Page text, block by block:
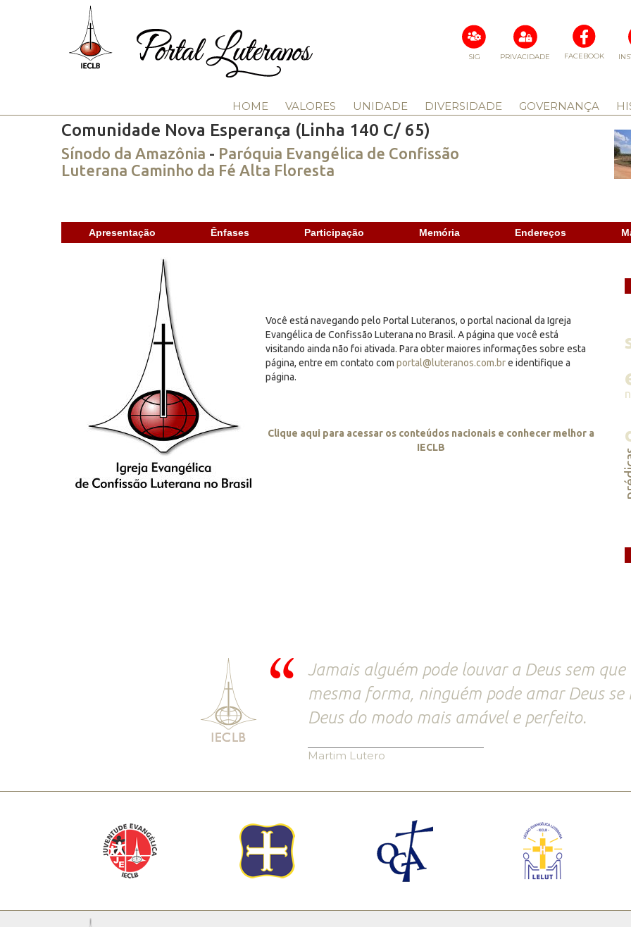
FACEBOOK
PRIVACIDADE
SIG
HOME VALORES UNIDADE DIVERSIDADE GOVERNANÇA
Comunidade Nova Esperança (Linha 140 C/ 65)
Sínodo da Amazônia - Paróquia Evangélica de Confissão
Luterana Caminho da Fé Alta Floresta
Apresentação Ênfases Participação Memória Endereços
Você está navegando pelo Portal Luteranos, o portal nacional da Igreja
Evangélica de Confissão Luterana no Brasil. A página que você está
visitando ainda não foi ativada. Para obter maiores informações sobre esta
página, entre em contato com portal@luteranos.com.bre identifique a
página.
Clique aqui para acessar os conteúdos nacionais e conhecer melhor a
IECLB
Jamais alguém pode louvar a Deus sem
mesma forma, ninguém pode amar Deus se
Deus do modo mais amável e perfeito.
Martim Lutero